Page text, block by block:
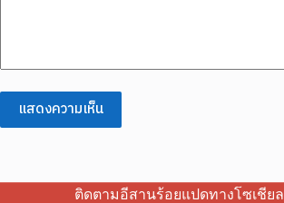
แสดงความเห็น
ติดตามอีสานร้อยแปดทางโซเชียล